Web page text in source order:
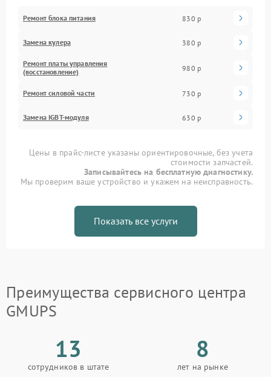
Ремонт блока питания 830 р
Замена кулера 380 р
Ремонт платы управления
(восстановление)
980 р
Ремонт силовой части 730 р
Замена IGBT-модуля 630 р
Цены в прайс-листе указаны ориентировочные, без учета
стоимости запчастей.
Записывайтесь на бесплатную диагностику.
Мы проверим ваше устройство и укажем на неисправность.
Показать все услуги
Преимущества сервисного центра
GMUPS
13
сотрудников в штате
8
лет на рынке